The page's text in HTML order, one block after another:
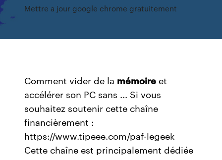
Mettre a jour google chrome gratuitement
Comment vider de la mémoire et
accélérer son PC sans ... Si vous
souhaitez soutenir cette chaîne
financièrement :
https://www.tipeee.com/paf-legeek
Cette chaîne est principalement dédiée